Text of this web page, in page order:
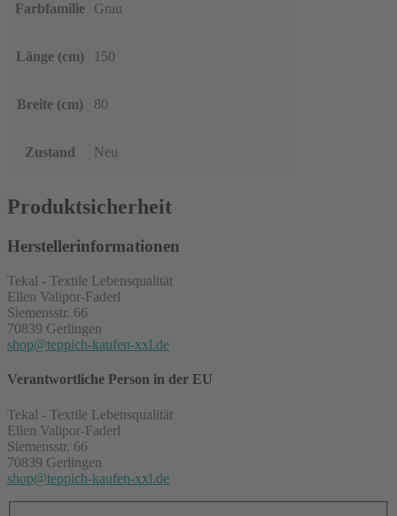
Farbfamilie Grau
Länge (cm) 150
Breite (cm) 80
Zustand Neu
Produktsicherheit
Herstellerinformationen
Tekal - Textile Lebensqualität
Ellen Valipor-Faderl
Siemensstr. 66
70839 Gerlingen
shop@teppich-kaufen-xxl.de
Verantwortliche Person in der EU
Tekal - Textile Lebensqualität
Ellen Valipor-Faderl
Siemensstr. 66
70839 Gerlingen
shop@teppich-kaufen-xxl.de